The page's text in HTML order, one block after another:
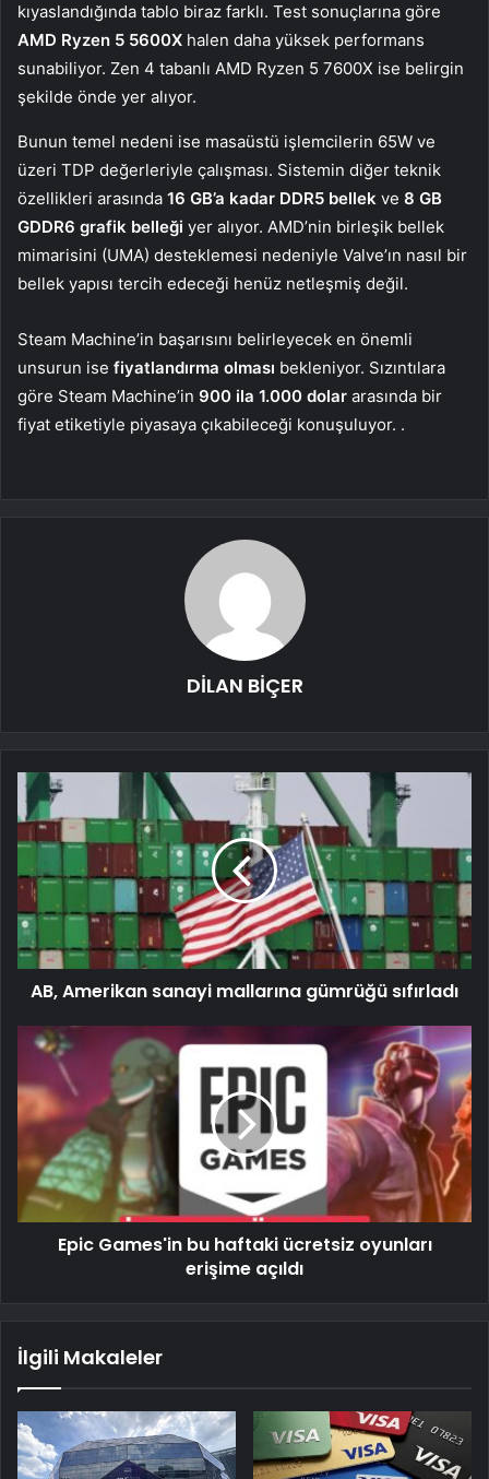
kıyaslandığında tablo biraz farklı. Test sonuçlarına göre
AMD Ryzen 5 5600X halen daha yüksek performans
sunabiliyor. Zen 4 tabanlı AMD Ryzen 5 7600X ise belirgin
şekilde önde yer alıyor.
Bunun temel nedeni ise masaüstü işlemcilerin 65W ve
üzeri TDP değerleriyle çalışması. Sistemin diğer teknik
özellikleri arasında 16 GB’a kadar DDR5 bellek ve 8 GB
GDDR6 grafik belleği yer alıyor. AMD’nin birleşik bellek
mimarisini (UMA) desteklemesi nedeniyle Valve’ın nasıl bir
bellek yapısı tercih edeceği henüz netleşmiş değil.
Steam Machine’in başarısını belirleyecek en önemli
unsurun ise fiyatlandırma olması bekleniyor. Sızıntılara
göre Steam Machine’in 900 ila 1.000 dolar arasında bir
fiyat etiketiyle piyasaya çıkabileceği konuşuluyor. .
DİLAN BİÇER
AB, Amerikan sanayi mallarına gümrüğü sıfırladı
Epic Games'in bu haftaki ücretsiz oyunları
erişime açıldı
İlgili Makaleler